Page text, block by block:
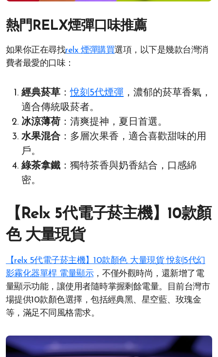
熱門RELX煙彈口味推薦
如果你正在尋找relx 煙彈購買選項，以下是幾款台灣消
費者最愛的口味：
經典菸草 ：悅刻5代煙彈 ，濃郁的菸草香氣，
適合傳統吸菸者。
冰涼薄荷 ：清爽提神，夏日首選。
水果混合 ：多層次果香，適合喜歡甜味的用
戶。
綠茶拿鐵 ：獨特茶香與奶香結合，口感綿
密。
【Relx 5代電子菸主機】10款顏
色 大量現貨
【relx 5代電子菸主機】10款顏色 大量現貨 悅刻5代幻
影霧化器單桿 電量顯示，不僅外觀時尚，還新增了電
量顯示功能，讓使用者隨時掌握剩餘電量。目前台灣市
場提供10款顏色選擇，包括經典黑、星空藍、玫瑰金
等，滿足不同風格需求。